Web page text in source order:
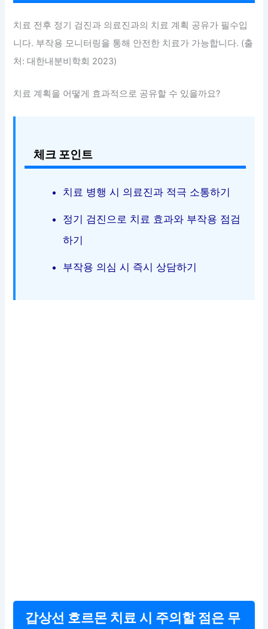
치료 전후 정기 검진과 의료진과의 치료 계획 공유가 필수입
니다. 부작용 모니터링을 통해 안전한 치료가 가능합니다. (출
처: 대한내분비학회 2023)
치료 계획을 어떻게 효과적으로 공유할 수 있을까요?
체크 포인트
치료 병행 시 의료진과 적극 소통하기
정기 검진으로 치료 효과와 부작용 점검
하기
부작용 의심 시 즉시 상담하기
갑상선 호르몬 치료 시 주의할 점은 무